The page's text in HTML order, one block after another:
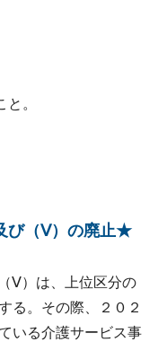
。
び（Ⅴ）の廃止★
Ⅴ）は、上位区分の
る。その際、２０２
いる介護サービス事